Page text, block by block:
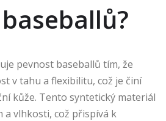
pevnost baseballů tím, že
v tahu a flexibilitu, což je činí
kůže. Tento syntetický materiál
a vlhkosti, což přispívá k